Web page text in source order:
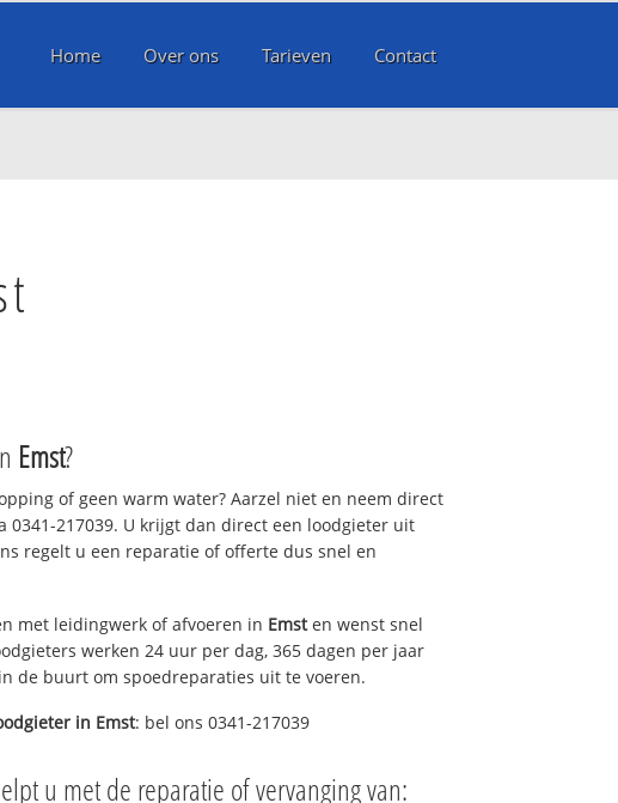
Home Over ons Tarieven Contact
Emst?
of geen warm water? Aarzel niet en neem direct
0341-217039. U krijgt dan direct een loodgieter uit
regelt u een reparatie of offerte dus snel en
met leidingwerk of afvoeren in Emsten wenst snel
werken 24 uur per dag, 365 dagen per jaar
de buurt om spoedreparaties uit te voeren.
in Emst: bel ons 0341-217039
u met de reparatie of vervanging van: